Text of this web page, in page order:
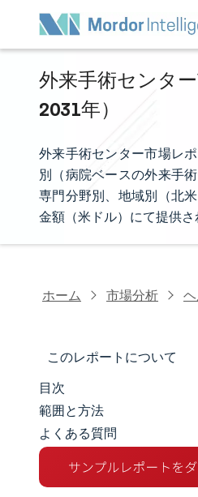
外来手術センタ
2031年）
外来手術センター市場レ
別（病院ベースの外来手
専門分野別、地域別（北
金額（米ドル）にて提供さ
ホーム 市場分析
このレポートについて
市場規模とシェア
市場分析
トレンドとインサイト
目次
範囲と方法
よくある質問